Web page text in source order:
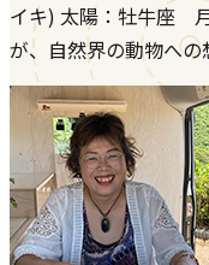
イキ) 太陽：牡牛座
が、自然界の動物への